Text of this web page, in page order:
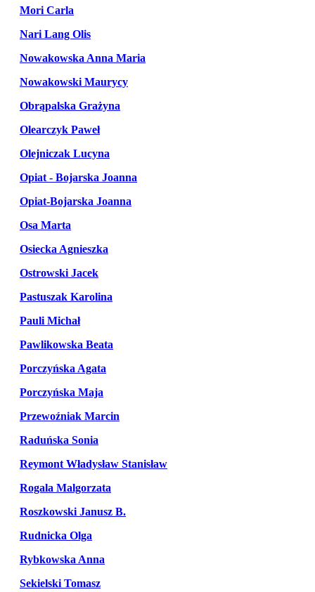
Mori Carla
Nari Lang Olis
Nowakowska Anna Maria
Nowakowski Maurycy
Obrąpalska Grażyna
Olearczyk Paweł
Olejniczak Lucyna
Opiat - Bojarska Joanna
Opiat-Bojarska Joanna
Osa Marta
Osiecka Agnieszka
Ostrowski Jacek
Pastuszak Karolina
Pauli Michał
Pawlikowska Beata
Porczyńska Agata
Porczyńska Maja
Przewoźniak Marcin
Raduńska Sonia
Reymont Władysław Stanisław
Rogala Malgorzata
Roszkowski Janusz B.
Rudnicka Olga
Rybkowska Anna
Sekielski Tomasz